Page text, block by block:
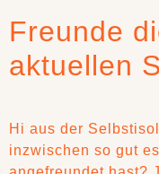
Freunde
aktuellen
Hi aus der
inzwischen so gut